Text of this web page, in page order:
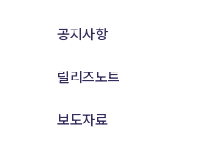
공지사항
릴리즈노트
보도자료